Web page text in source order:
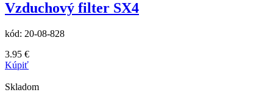
Vzduchový filter SX4
kód: 20-08-828
3.95 €
Kúpiť
Skladom